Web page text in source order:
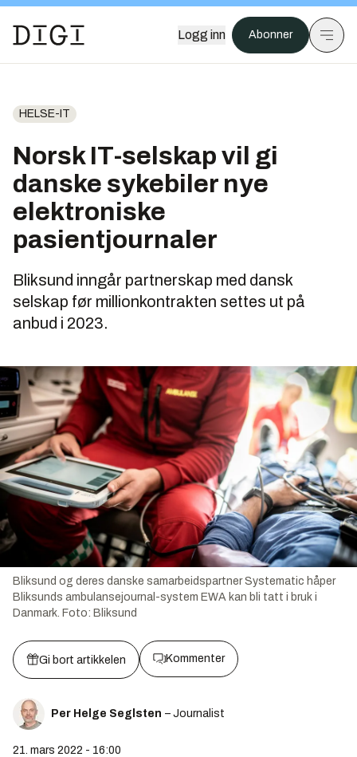
Logg inn Abonner
HELSE-IT
Norsk IT-selskap vil gi
danske sykebiler nye
elektroniske
pasientjournaler
Bliksund inngår partnerskap med dansk
selskap før millionkontrakten settes ut på
anbud i 2023.
Bliksund og deres danske samarbeidspartner Systematic håper
Bliksunds ambulansejournal-system EWA kan bli tatt i bruk i
Danmark. Foto: Bliksund
Gi bort artikkelen Kommenter
Per Helge Seglsten – Journalist
21. mars 2022 - 16:00